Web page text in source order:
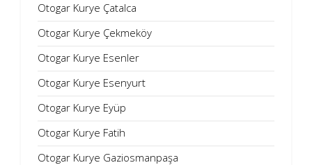
Otogar Kurye Çatalca
Otogar Kurye Çekmeköy
Otogar Kurye Esenler
Otogar Kurye Esenyurt
Otogar Kurye Eyüp
Otogar Kurye Fatih
Otogar Kurye Gaziosmanpaşa